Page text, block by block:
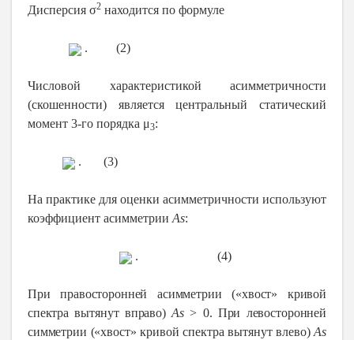
Дисперсия σ2 находится по формуле
. (2)
Числовой характеристикой асимметричности
(скошенности) является центральный статический
момент 3-го порядка μ3:
. (3)
На практике для оценки асимметричности используют
коэффициент асимметрии As:
. (4)
При правосторонней асимметрии («хвост» кривой
спектра вытянут вправо)As > 0. При левосторонней
симметрии («хвост» кривой спектра вытянут влево)As